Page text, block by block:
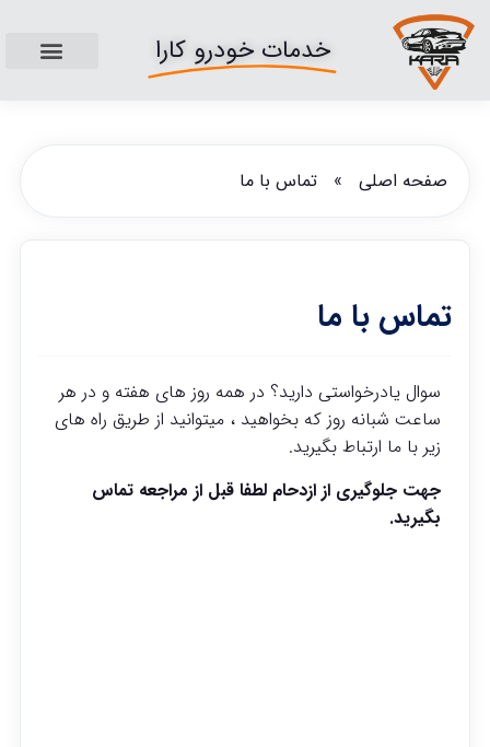
خدمات خودرو کارا
صفحه اصلی» تماس با ما
تماس با ما
سوال یادرخواستی دارید؟ در همه روز های هفته و در هر
ساعت شبانه روز که بخواهید ، میتوانید از طریق راه های
زیر با ما ارتباط بگیرید.
جهت جلوگیری از ازدحام لطفا قبل از مراجعه تماس
بگیرید.